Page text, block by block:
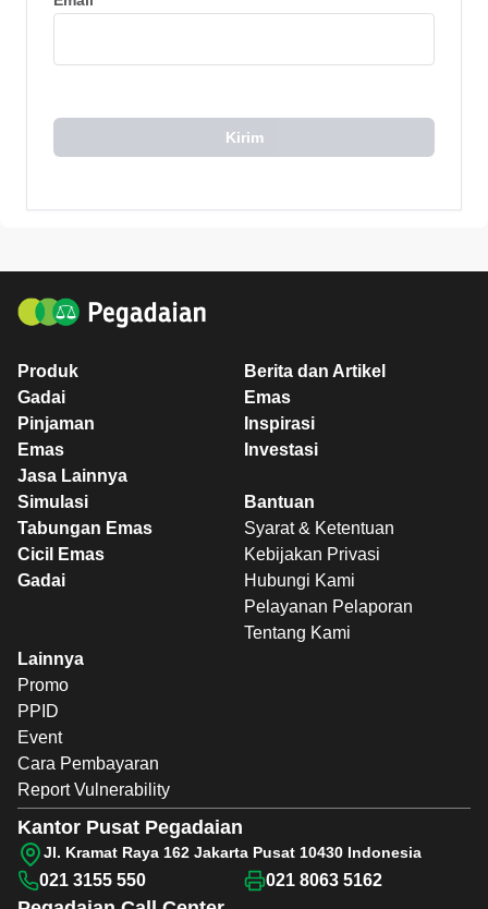
Kirim
Produk
Gadai
Pinjaman
Emas
Jasa Lainnya
Berita dan Artikel
Emas
Inspirasi
Investasi
Simulasi
Tabungan Emas
Cicil Emas
Gadai
Bantuan
Syarat & Ketentuan
Kebijakan Privasi
Hubungi Kami
Pelayanan Pelaporan
Tentang Kami
Lainnya
Promo
PPID
Event
Cara Pembayaran
Report Vulnerability
Kantor Pusat Pegadaian
Jl. Kramat Raya 162 Jakarta Pusat 10430 Indonesia
021 3155 550 021 8063 5162